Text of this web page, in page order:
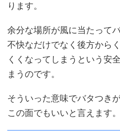
ります。
余分な場所が風に当たって
不快なだけでなく後方から
くくなってしまうという安
まうのです。
そういった意味でバタつき
この面でもいいと言えます。